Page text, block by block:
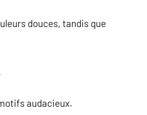
douces, tandis que
audacieux.